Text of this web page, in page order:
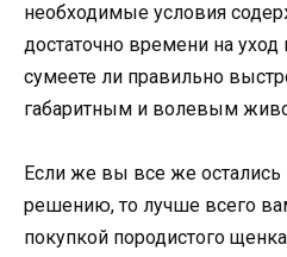
необходимые условия
достаточно времени на уход
сумеете ли правильно
габаритным и волевым
Если же вы все же
решению, то лучше всего
покупкой породистого